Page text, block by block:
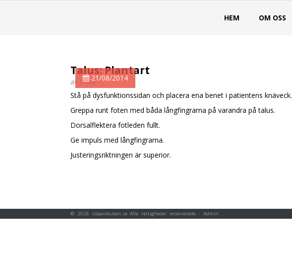
HEM OM OSS
21/08/2014
Talus: Plantart
av fristil
Stå på dysfunktionssidan och placera ena benet i patientens knäveck.
Greppa runt foten med båda långfingrarna på varandra på talus.
Dorsalflektera fotleden fullt.
Ge impuls med långfingrarna.
Justeringsriktningen är superior.
© 2026 Löparakuten.se Alla rättigheter reserverade - Admin